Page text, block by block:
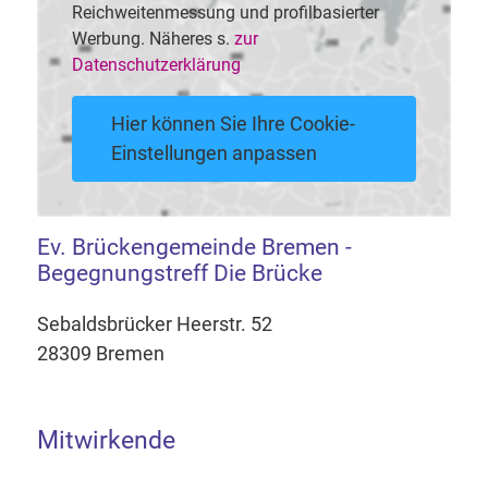
Reichweitenmessung und profilbasierter
Werbung. Näheres s. zur
Datenschutzerklärung
Hier können Sie Ihre Cookie-
Einstellungen anpassen
Ev. Brückengemeinde Bremen -
Begegnungstreff Die Brücke
Sebaldsbrücker Heerstr. 52
28309 Bremen
Mitwirkende